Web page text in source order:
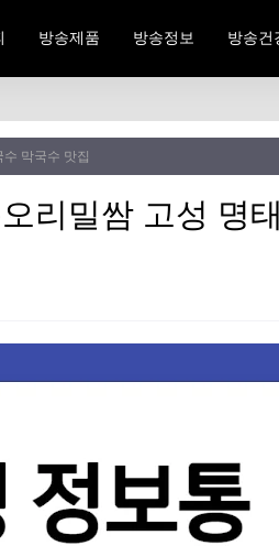
방송제품 방송정보 방송건
막국수 맛집
리밀쌈 고성 명